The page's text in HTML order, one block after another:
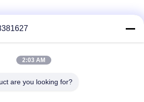
Schneller Kontakt
2:03 AM
are you looking for?